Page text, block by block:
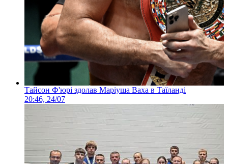
Тайсон Ф'юрі здолав Маріуша Ваха в Таїланді
20:46, 24/07